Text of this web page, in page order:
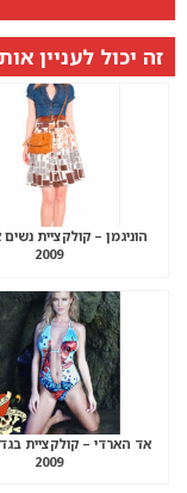
זה יכול לעניין
הוניגמן – קולקציית נשים
2009
אד הארדי – קולקציית
2009